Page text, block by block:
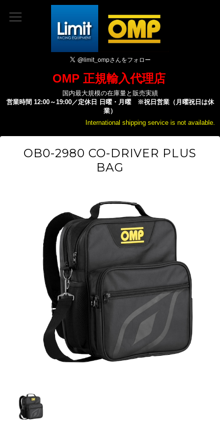
OMP 正規輸入代理店
国内最大規模の在庫量と販売実績
営業時間 12:00～19:00／定休日 日曜・月曜 ※祝日営業（月曜祝日は休
業）
International shipping service is not available.
OB0-2980 CO-DRIVER PLUS
BAG